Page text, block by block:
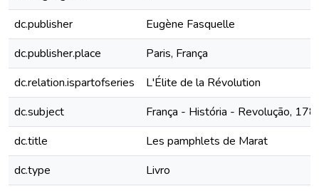
dc.publisher
Eugène Fasquelle
dc.publisher.place
Paris, França
dc.relation.ispartofseries
L'Élite de la Révolution
dc.subject
França - História - Revolução,
dc.title
Les pamphlets de Marat
dc.type
Livro